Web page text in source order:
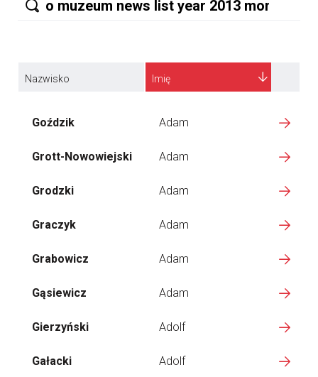
Nazwisko Imię
Goździk Adam
Grott-Nowowiejski Adam
Grodzki Adam
Graczyk Adam
Grabowicz Adam
Gąsiewicz Adam
Gierzyński Adolf
Gałacki Adolf